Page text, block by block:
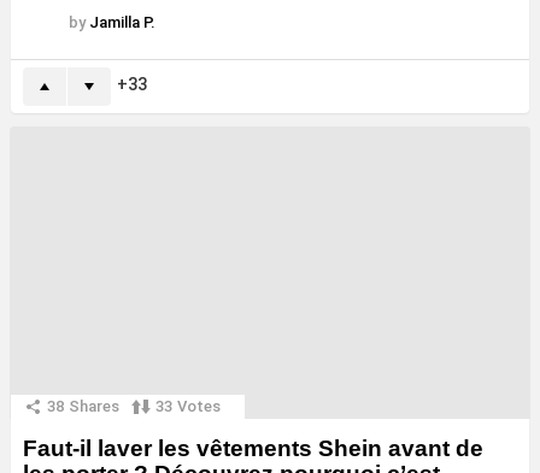
by Jamilla P.
33
38 Shares 33 Votes
Faut-il laver les vêtements Shein avant de